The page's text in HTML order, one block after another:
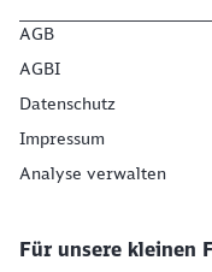
AGB
AGBI
Datenschutz
Impressum
Analyse verwalten
Für unsere kleinen